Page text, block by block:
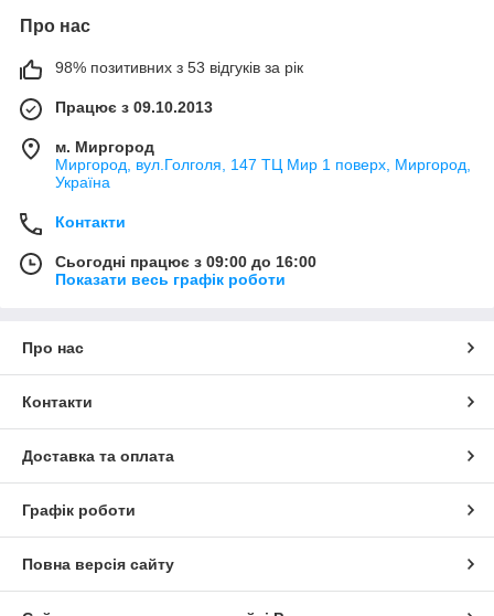
Про нас
98% позитивних з 53 відгуків за рік
Працює з 09.10.2013
м. Миргород
Миргород, вул.Голголя, 147 ТЦ Мир 1 поверх, Миргород,
Україна
Контакти
Сьогодні працює з 09:00 до 16:00
Показати весь графік роботи
Про нас
Контакти
Доставка та оплата
Графік роботи
Повна версія сайту